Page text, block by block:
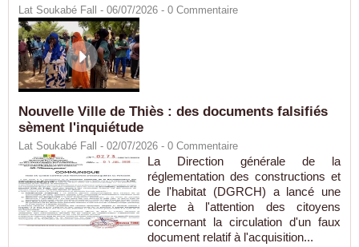
Lat Soukabé Fall - 06/07/2026 - 0 Commentaire
Nouvelle Ville de Thiès : des documents falsifiés
sèment l'inquiétude
Lat Soukabé Fall - 02/07/2026 - 0 Commentaire
La Direction générale de la
réglementation des constructions et
de l'habitat (DGRCH) a lancé une
alerte à l'attention des citoyens
concernant la circulation d'un faux
document relatif à l'acquisition...